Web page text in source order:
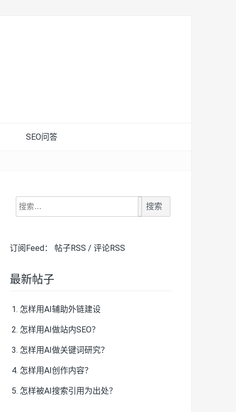
SEO问答
搜
索：
订阅Feed： 帖子RSS / 评论RSS
最新帖子
怎样用AI辅助外链建设
怎样用AI做站内SEO？
怎样用AI做关键词研究？
怎样用AI创作内容？
怎样被AI搜索引用为出处？